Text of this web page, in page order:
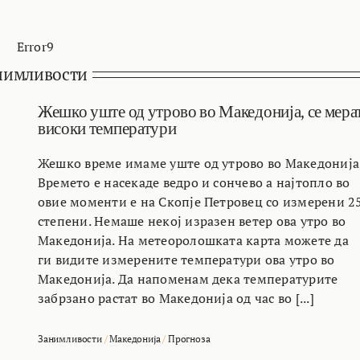
Error9
Жешко уште од утрово во Македонија, се
високи температури
Жешко време имаме уште од утрово во
Времето е насекаде ведро и сончево а најтопло во
овие моменти е на Скопје Петровец со измерени
степени. Немаше некој изразен ветер ова утро во
Македонија. На метеоролошката карта можете да
ги видите измерените температури ова утро во
Македонија. Да напоменам дека температурите
забрзано растат во Македонија од час во [...]
Занимливости/Македонија /Прогноза